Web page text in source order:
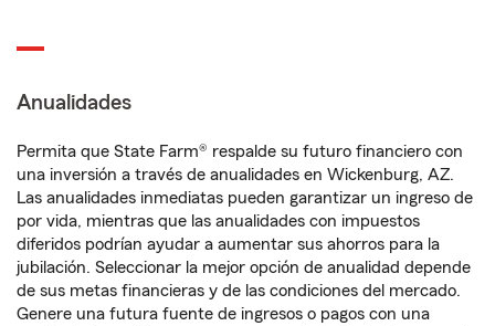
Anualidades
Permita que State Farm® respalde su futuro financiero con
una inversión a través de anualidades en Wickenburg, AZ.
Las anualidades inmediatas pueden garantizar un ingreso de
por vida, mientras que las anualidades con impuestos
diferidos podrían ayudar a aumentar sus ahorros para la
jubilación. Seleccionar la mejor opción de anualidad depende
de sus metas financieras y de las condiciones del mercado.
Genere una futura fuente de ingresos o pagos con una